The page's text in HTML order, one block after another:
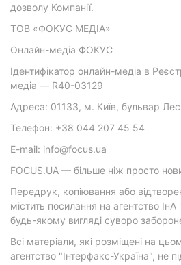
дозволу Компанії.
ТОВ «ФОКУС МЕДІА»
Онлайн-медіа ФОКУС
Ідентифікатор онлайн-медіа в
медіа — R40-03129
Адреса: 01133, м. Київ, бульвар
Телефон: +38 044 207 45 54
E-mail: info@focus.ua
FOCUS.UA — більше ніж просто
Передрук, копіювання або
містить посилання на агентство
будь-якому вигляді суворо
Всі матеріали, які розміщені на
агентство "Інтерфакс-Україна", не